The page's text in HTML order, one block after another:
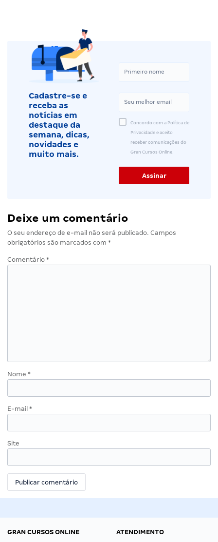
Cadastre-se e
receba as
notícias em
destaque da
semana, dicas,
novidades e
muito mais.
Concordo com a Política de
Privacidade e aceito
receber comunicações do
Gran Cursos Online.
Deixe um comentário
O seu endereço de e-mail não será publicado. Campos
obrigatórios são marcados com *
Comentário *
Nome *
E-mail *
Site
GRAN CURSOS ONLINE
ATENDIMENTO